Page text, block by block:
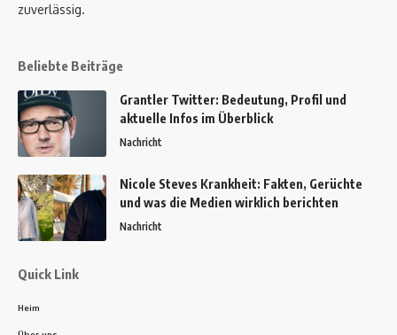
zuverlässig.
Beliebte Beiträge
Grantler Twitter: Bedeutung, Profil und
aktuelle Infos im Überblick
Nachricht
Nicole Steves Krankheit: Fakten, Gerüchte
und was die Medien wirklich berichten
Nachricht
Quick Link
Heim